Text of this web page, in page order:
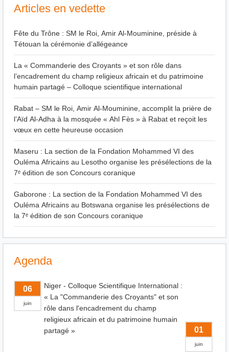
Articles en vedette
Fête du Trône : SM le Roi, Amir Al-Mouminine, préside à
Tétouan la cérémonie d’allégeance
La « Commanderie des Croyants » et son rôle dans
l’encadrement du champ religieux africain et du patrimoine
humain partagé – Colloque scientifique international
Rabat – SM le Roi, Amir Al-Mouminine, accomplit la prière de
l’Aïd Al-Adha à la mosquée « Ahl Fès » à Rabat et reçoit les
vœux en cette heureuse occasion
Maseru : La section de la Fondation Mohammed VI des
Ouléma Africains au Lesotho organise les présélections de la
7ᵉ édition de son Concours coranique
Gaborone : La section de la Fondation Mohammed VI des
Ouléma Africains au Botswana organise les présélections de
la 7ᵉ édition de son Concours coranique
Agenda
06
juin
Niger - Colloque Scientifique International :
« La "Commanderie des Croyants" et son
rôle dans l'encadrement du champ
religieux africain et du patrimoine humain
partagé »
01
juin